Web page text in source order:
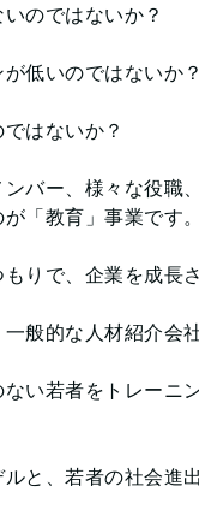
のではないか？
低いのではないか？
はないか？
バー、様々な役
「教育」事業です。
りで、企業を成長
般的な人材紹介会
い若者をトレーニ
と、若者の社会進